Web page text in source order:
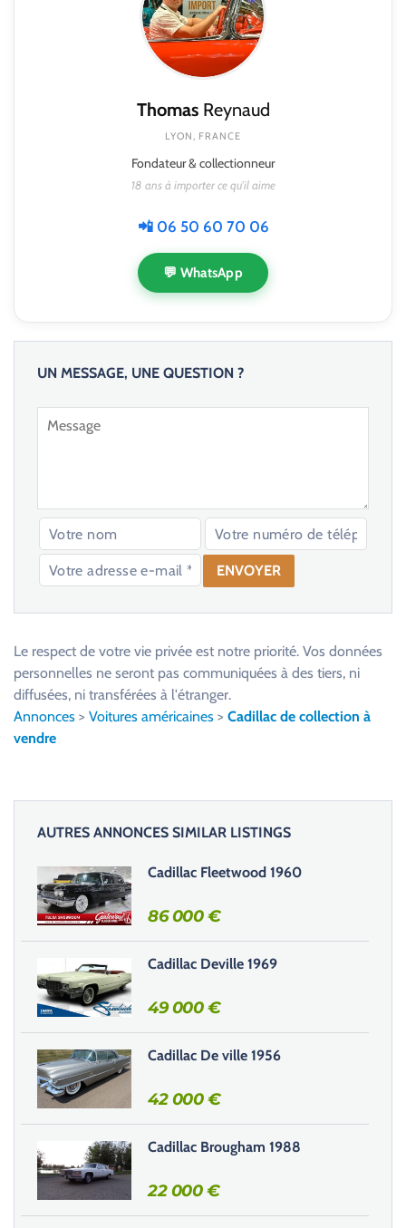
ThomasReynaud
LYON, FRANCE
Fondateur & collectionneur
18 ans à importer ce qu'il aime
📲 06 50 60 70 06
💬 WhatsApp
UN MESSAGE, UNE QUESTION ?
e
s
e
r
c
e
h
a
m
p
v
d
.
Le respect de votre vie privée est notre priorité. Vos données
personnelles ne seront pas communiquées à des tiers, ni
diffusées, ni transférées à l'étranger.
Annonces > Voitures américaines > Cadillac de collection à
vendre
AUTRES ANNONCES SIMILAR LISTINGS
Cadillac Fleetwood 1960
86 000€
Cadillac Deville 1969
49 000€
Cadillac De ville 1956
42 000€
Cadillac Brougham 1988
22 000€